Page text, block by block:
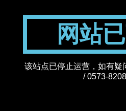
网站
该站点已停止运营，如有疑
/ 0573-